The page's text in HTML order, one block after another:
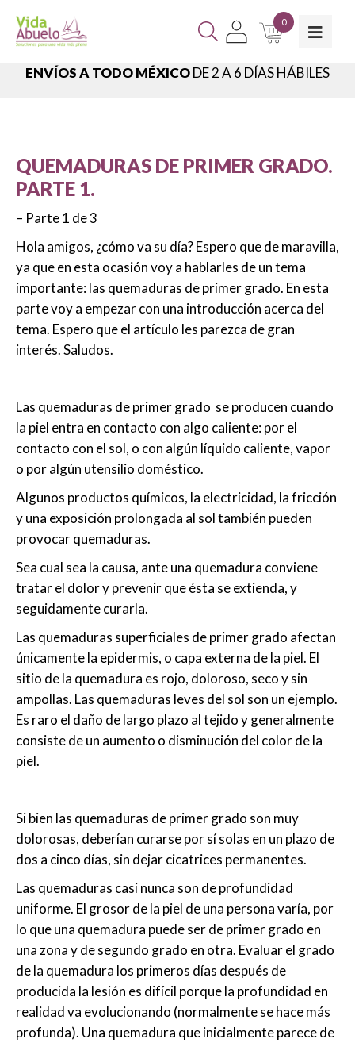
0
ENVÍOS A TODO MÉXICODE 2 A 6 DÍAS HÁBILES
QUEMADURAS DE PRIMER GRADO.
PARTE 1.
– Parte 1 de 3
Hola amigos, ¿cómo va su día? Espero que de maravilla,
ya que en esta ocasión voy a hablarles de un tema
importante: las quemaduras de primer grado. En esta
parte voy a empezar con una introducción acerca del
tema. Espero que el artículo les parezca de gran
interés. Saludos.
Las quemaduras de primer grado se producen cuando
la piel entra en contacto con algo caliente: por el
contacto con el sol, o con algún líquido caliente, vapor
o por algún utensilio doméstico.
Algunos productos químicos, la electricidad, la fricción
y una exposición prolongada al sol también pueden
provocar quemaduras.
Sea cual sea la causa, ante una quemadura conviene
tratar el dolor y prevenir que ésta se extienda, y
seguidamente curarla.
Las quemaduras superficiales de primer grado afectan
únicamente la epidermis, o capa externa de la piel. El
sitio de la quemadura es rojo, doloroso, seco y sin
ampollas. Las quemaduras leves del sol son un ejemplo.
Es raro el daño de largo plazo al tejido y generalmente
consiste de un aumento o disminución del color de la
piel.
Si bien las quemaduras de primer grado son muy
dolorosas, deberían curarse por sí solas en un plazo de
dos a cinco días, sin dejar cicatrices permanentes.
Las quemaduras casi nunca son de profundidad
uniforme. El grosor de la piel de una persona varía, por
lo que una quemadura puede ser de primer grado en
una zona y de segundo grado en otra. Evaluar el grado
de la quemadura los primeros días después de
producida la lesión es difícil porque la profundidad en
realidad va evolucionando (normalmente se hace más
profunda). Una quemadura que inicialmente parece de